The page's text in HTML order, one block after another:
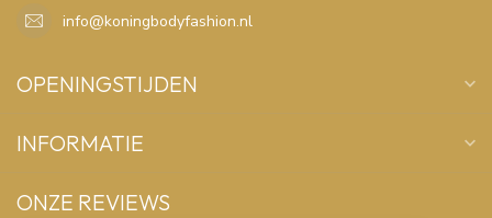
info@koningbodyfashion.nl
OPENINGSTIJDEN
INFORMATIE
ONZE REVIEWS